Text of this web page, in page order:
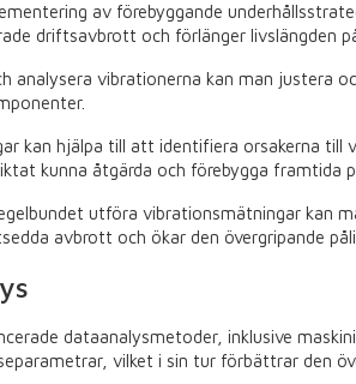
av förebyggande
driftsavbrott och förlänger livslängden
analysera vibrationerna kan man justera
kan hjälpa till att identifiera orsakerna
kunna åtgärda och förebygga framtida
utföra vibrationsmätningar kan
avbrott och ökar den övergripande
dataanalysmetoder, inklusive
vilket i sin tur förbättrar den